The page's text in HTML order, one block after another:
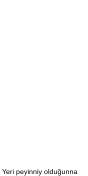
peyinniy olduğunna